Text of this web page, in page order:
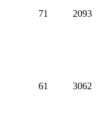
71 2093
61 3062